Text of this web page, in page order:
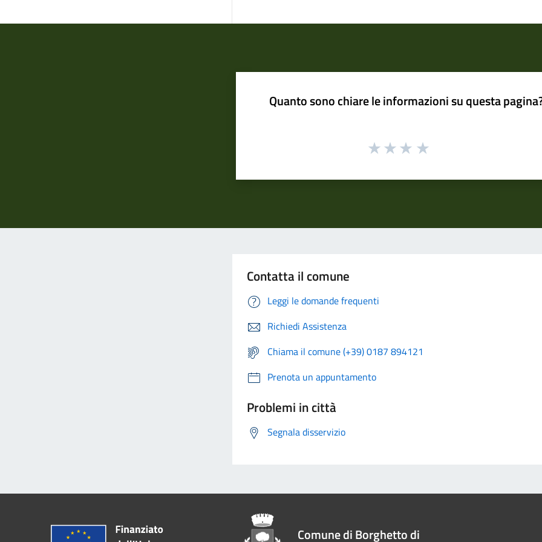
Quanto sono chiare le informazioni su questa
Contatta il comune
Leggi le domande frequenti
Richiedi Assistenza
Chiama il comune (+39) 0187 894121
Prenota un appuntamento
Problemi in città
Segnala disservizio
Comune di Borghetto di